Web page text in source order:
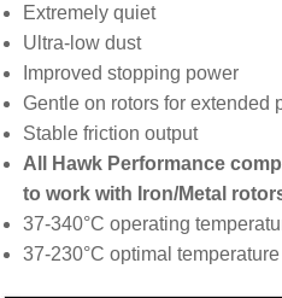
Extremely quiet
Ultra-low dust
Improved stopping power
Gentle on rotors for extended
Stable friction output
All Hawk Performance
to work with Iron/Metal
37-340°C operating
37-230°C optimal